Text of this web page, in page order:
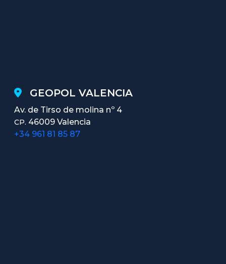
GEOPOL VALENCIA
Av. de Tirso de molina nº 4
CP. 46009 Valencia
+34 961 81 85 87